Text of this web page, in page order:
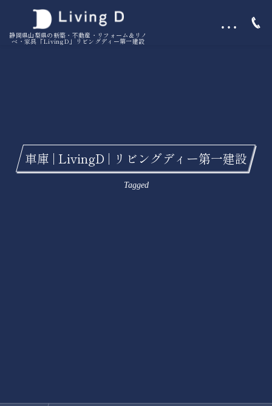
静岡県山梨県の新築・不動産・リフォーム＆リノ
ベ・家具「LivingD」リビングディー第一建設
…
車庫 | LivingD | リビングディー第一建設
Tagged